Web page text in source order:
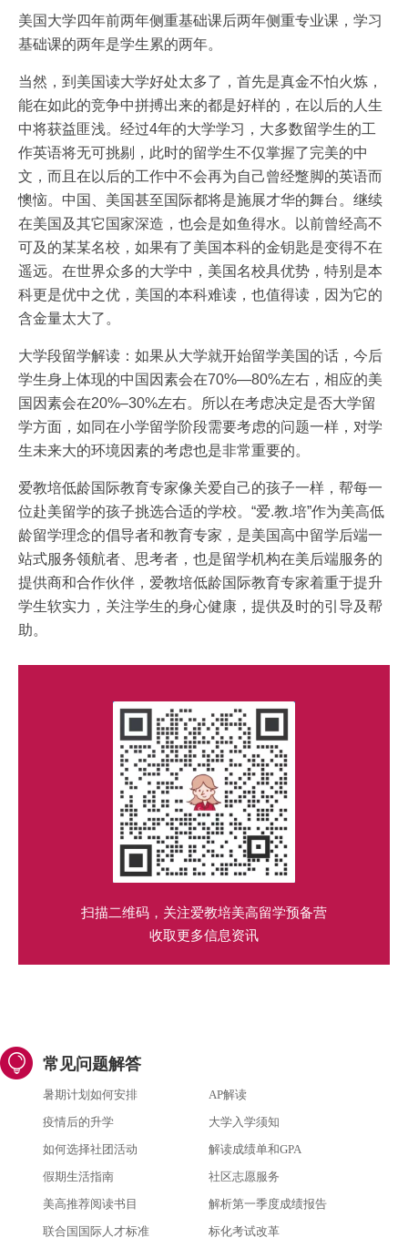
美国大学四年前两年侧重基础课后两年侧重专业课，学习
基础课的两年是学生累的两年。
当然，到美国读大学好处太多了，首先是真金不怕火炼，
能在如此的竞争中拼搏出来的都是好样的，在以后的人生
中将获益匪浅。经过4年的大学学习，大多数留学生的工
作英语将无可挑剔，此时的留学生不仅掌握了完美的中
文，而且在以后的工作中不会再为自己曾经蹩脚的英语而
懊恼。中国、美国甚至国际都将是施展才华的舞台。继续
在美国及其它国家深造，也会是如鱼得水。以前曾经高不
可及的某某名校，如果有了美国本科的金钥匙是变得不在
遥远。在世界众多的大学中，美国名校具优势，特别是本
科更是优中之优，美国的本科难读，也值得读，因为它的
含金量太大了。
大学段留学解读：如果从大学就开始留学美国的话，今后
学生身上体现的中国因素会在70%—80%左右，相应的美
国因素会在20%–30%左右。所以在考虑决定是否大学留
学方面，如同在小学留学阶段需要考虑的问题一样，对学
生未来大的环境因素的考虑也是非常重要的。
爱教培低龄国际教育专家像关爱自己的孩子一样，帮每一
位赴美留学的孩子挑选合适的学校。“爱.教.培”作为美高低
龄留学理念的倡导者和教育专家，是美国高中留学后端一
站式服务领航者、思考者，也是留学机构在美后端服务的
提供商和合作伙伴，爱教培低龄国际教育专家着重于提升
学生软实力，关注学生的身心健康，提供及时的引导及帮
助。
扫描二维码，关注爱教培美高留学预备营
收取更多信息资讯
常见问题解答
暑期计划如何安排
AP解读
疫情后的升学
大学入学须知
如何选择社团活动
解读成绩单和GPA
假期生活指南
社区志愿服务
美高推荐阅读书目
解析第一季度成绩报告
联合国国际人才标准
标化考试改革